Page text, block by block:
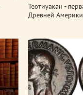
Теотиуакан -
Древней Америки